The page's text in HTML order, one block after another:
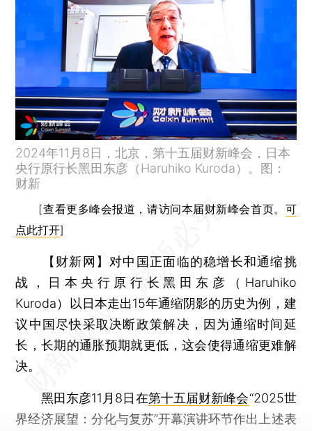
2024年11月8日，北京，第十五届财新峰会，日本
央行原行长黑田东彦（Haruhiko Kuroda）。图：
财新
[查看更多峰会报道，请访问本届财新峰会首页。 可
点此打开]
【财新网】 对中国正面临的稳增长和通缩挑
战，日本央行原行长黑田东彦（Haruhiko
Kuroda）以日本走出15年通缩阴影的历史为例，建
议中国尽快采取决断政策解决，因为通缩时间延
长，长期的通胀预期就更低，这会使得通缩更难解
决。
黑田东彦11月8日在第十五届财新峰会“2025世
界经济展望：分化与复苏”开幕演讲环节作出上述表